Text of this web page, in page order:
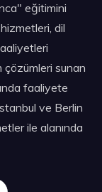
eğitimini
dil
sunan
faaliyete
ve Berlin
ile alanında